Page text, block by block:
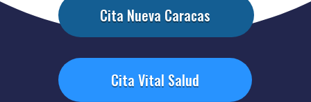
Cita Nueva Caracas
Cita Vital Salud